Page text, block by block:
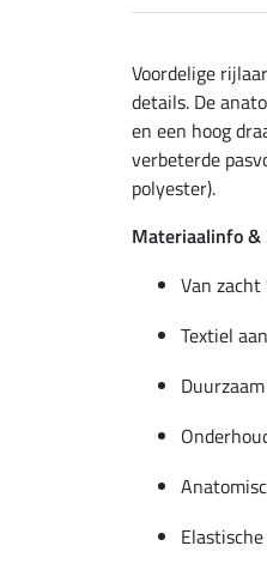
Voordelige
details. De
en een hoog
verbeterde
polyester).
Materiaalinfo &
Van
Textiel
Duurzaam